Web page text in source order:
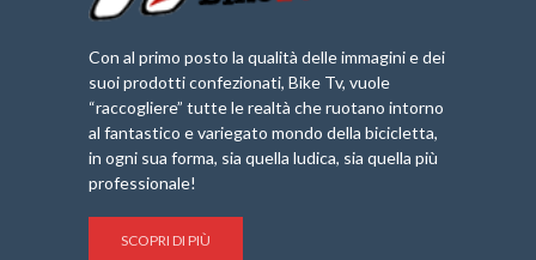
Con al primo posto la qualità delle immagini e dei
suoi prodotti confezionati, Bike Tv, vuole
“raccogliere” tutte le realtà che ruotano intorno
al fantastico e variegato mondo della bicicletta,
in ogni sua forma, sia quella ludica, sia quella più
professionale!
SCOPRI DI PIÙ